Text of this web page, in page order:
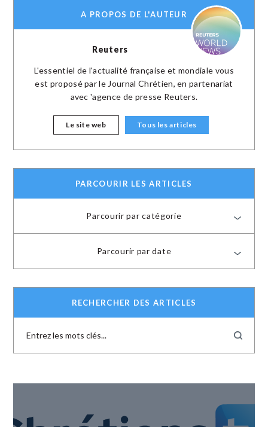
A PROPOS DE L'AUTEUR
Reuters
L'essentiel de l'actualité française et mondiale vous
est proposé par le Journal Chrétien, en partenariat
avec 'agence de presse Reuters.
Le site web Tous les articles
PARCOURIR LES ARTICLES
Parcourir par catégorie
Parcourir par date
RECHERCHER DES ARTICLES